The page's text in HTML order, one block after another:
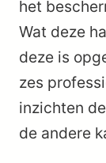
het
Wat deze
deze is
zes
inzichten
de andere